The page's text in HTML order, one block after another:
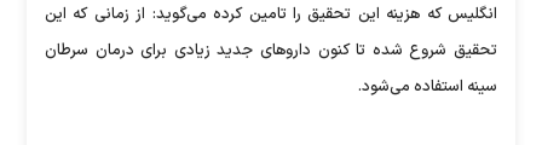
انگلیس که هزینه این تحقیق را تامین کرده می‌گوید: از زمانی که این
تحقیق شروع شده تا کنون داروهای جدید زیادی برای درمان سرطان
سینه استفاده می‌شود.